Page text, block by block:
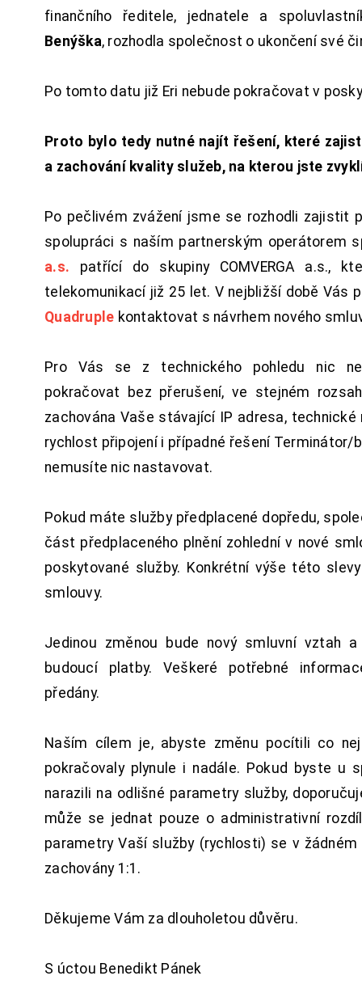
finančního ředitele, jednatele a
Benýška, rozhodla společnost o ukončení své
Po tomto datu již Eri nebude pokračovat v
Proto bylo tedy nutné najít řešení, které
a zachování kvality služeb, na kterou jste
Po pečlivém zvážení jsme se rozhodli zajistit
spolupráci s naším partnerským operátorem
a.s. patřící do skupiny COMVERGA a.s.,
telekomunikací již 25 let. V nejbližší době Vás
Quadruple kontaktovat s návrhem nového
Pro Vás se z technického pohledu nic
pokračovat bez přerušení, ve stejném
zachována Vaše stávající IP adresa, technické
rychlost připojení i případné řešení Terminátor/
nemusíte nic nastavovat.
Pokud máte služby předplacené dopředu,
část předplaceného plnění zohlední v nové
poskytované služby. Konkrétní výše této
smlouvy.
Jedinou změnou bude nový smluvní vztah
budoucí platby. Veškeré potřebné
předány.
Naším cílem je, abyste změnu pocítili co
pokračovaly plynule i nadále. Pokud byste u
narazili na odlišné parametry služby,
může se jednat pouze o administrativní
parametry Vaší služby (rychlosti) se v
zachovány 1:1.
Děkujeme Vám za dlouholetou důvěru.
S úctou Benedikt Pánek